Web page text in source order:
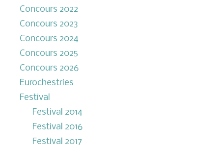
Concours 2022
Concours 2023
Concours 2024
Concours 2025
Concours 2026
Eurochestries
Festival
Festival 2014
Festival 2016
Festival 2017